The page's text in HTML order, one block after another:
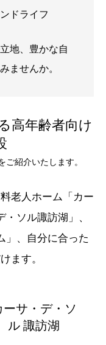
ドライフ
地、豊かな自
ませんか。
高年齢者向け
紹介いたします。
老人ホーム「カー
ソル諏訪湖」、
」、自分に合った
ます。
ーサ・デ・ソ
ル 諏訪湖